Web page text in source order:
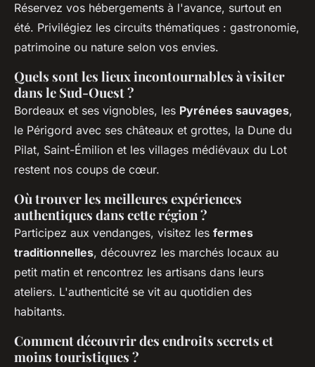
Réservez vos hébergements à l'avance, surtout en
été. Privilégiez les circuits thématiques : gastronomie,
patrimoine ou nature selon vos envies.
Quels sont les lieux incontournables à visiter
dans le Sud-Ouest ?
Bordeaux et ses vignobles, les Pyrénées sauvages,
le Périgord avec ses châteaux et grottes, la Dune du
Pilat, Saint-Émilion et les villages médiévaux du Lot
restent nos coups de cœur.
Où trouver les meilleures expériences
authentiques dans cette région ?
Participez aux vendanges, visitez les fermes
traditionnelles, découvrez les marchés locaux au
petit matin et rencontrez les artisans dans leurs
ateliers. L'authenticité se vit au quotidien des
habitants.
Comment découvrir des endroits secrets et
moins touristiques ?